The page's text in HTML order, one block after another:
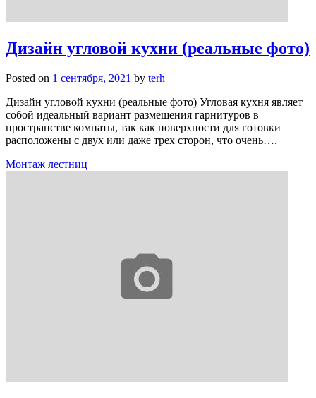
Дизайн угловой кухни (реальные фото)
Posted on 1 сентября, 2021 by terh
Дизайн угловой кухни (реальные фото) Угловая кухня являет
собой идеальный вариант размещения гарнитуров в
пространстве комнаты, так как поверхности для готовки
расположены с двух или даже трех сторон, что очень….
Монтаж лестниц